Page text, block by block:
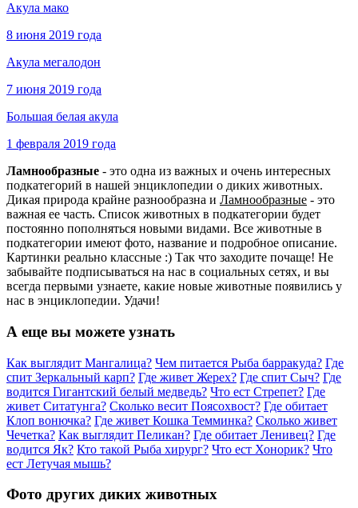
Акула мако
8 июня 2019 года
Акула мегалодон
7 июня 2019 года
Большая белая акула
1 февраля 2019 года
Ламнообразные - это одна из важных и очень интересных
подкатегорий в нашей энциклопедии о диких животных.
Дикая природа крайне разнообразна и Ламнообразные - это
важная ее часть. Список животных в подкатегории будет
постоянно пополняться новыми видами. Все животные в
подкатегории имеют фото, название и подробное описание.
Картинки реально классные :) Так что заходите почаще! Не
забывайте подписываться на нас в социальных сетях, и вы
всегда первыми узнаете, какие новые животные появились у
нас в энциклопедии. Удачи!
А еще вы можете узнать
Как выглядит Мангалица? Чем питается Рыба барракуда? Где
спит Зеркальный карп? Где живет Жерех? Где спит Сыч? Где
водится Гигантский белый медведь? Что ест Стрепет? Где
живет Ситатунга? Сколько весит Поясохвост? Где обитает
Клоп вонючка? Где живет Кошка Темминка? Сколько живет
Чечетка? Как выглядит Пеликан? Где обитает Ленивец? Где
водится Як? Кто такой Рыба хирург? Что ест Хонорик? Что
ест Летучая мышь?
Фото других диких животных